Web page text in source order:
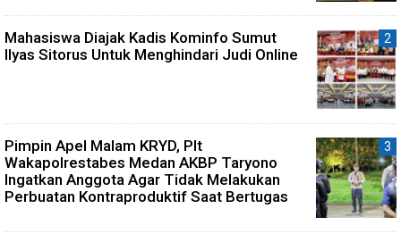
Mahasiswa Diajak Kadis Kominfo Sumut
Ilyas Sitorus Untuk Menghindari Judi Online
Pimpin Apel Malam KRYD, Plt
Wakapolrestabes Medan AKBP Taryono
Ingatkan Anggota Agar Tidak Melakukan
Perbuatan Kontraproduktif Saat Bertugas